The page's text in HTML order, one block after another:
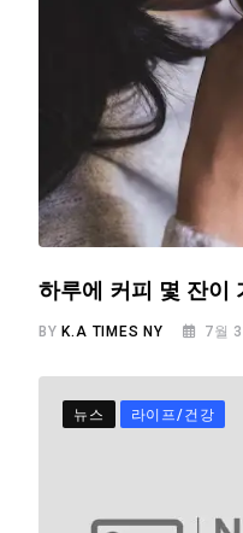
하루에 커피 몇 잔이
BYK.A TIMES NY 7월
뉴스 라이프/건강